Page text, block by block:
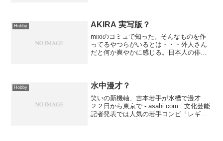
Hobby AKIRA 実写版？
mixiのコミュで知った。そんなものを作
ってるやつらがいるとは・・・外人さん
だと何か爽やかに感じる。日本人の俳優
メはやっぱりセルに...
Hobby 水中漫才？
笑いの新機軸、吉本若手が水槽で漫才
２２日から東京で - asahi.com : 文化芸能
記者発表では人気の若手コンビ「レギュ